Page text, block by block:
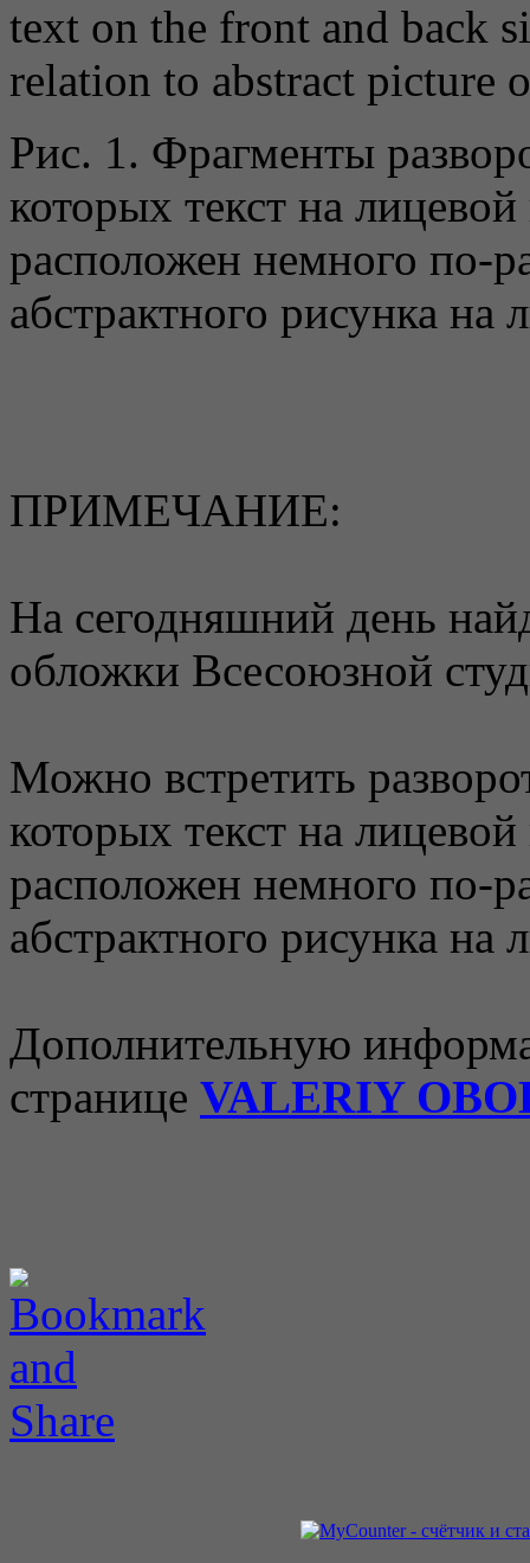
text on the front and back
relation to abstract picture
Рис. 1. Фрагменты
которых текст на
расположен немного по-
абстрактного рисунка на
ПРИМЕЧАНИЕ:
На сегодняшний день
обложки Всесоюзной
Можно встретить
которых текст на
расположен немного по-
абстрактного рисунка
Дополнительную
странице VALERIY